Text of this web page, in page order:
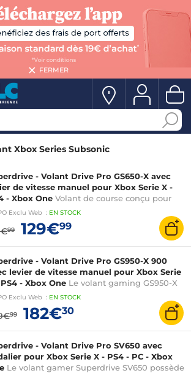
FERMER
Xbox Series Subsonic
- Volant Drive Pro GS650-X avec
de vitesse manuel pour Xbox Serie X -
- Xbox One Volant de course conçu pour
les trajectoires, contrôler les dérapages
dépasser en toute sécurité. Pour les gamers à
d'un volant avec p
Exclu Web : EN STOCK
99 129€99
- Volant Drive Pro GS950-X 900
levier de vitesse manuel pour Xbox Serie
- Xbox One Le volant gaming GS950-X
le volant ultime de simulation de course
Superdrive. Architecture haut de gamme,
optimisée pour une maitrise totale d
Exclu Web : EN STOCK
99 182€30
- Volant Drive Pro SV650 avec
pour Xbox Serie X - PS4 - PC - Xbox
Le volant gamer Superdrive SV650 possède